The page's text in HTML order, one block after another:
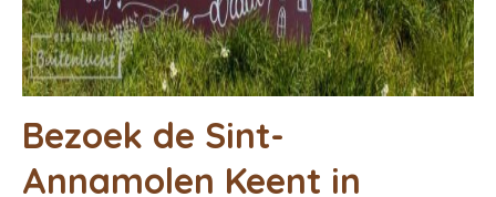
Bezoek de Sint-
Annamolen Keent in